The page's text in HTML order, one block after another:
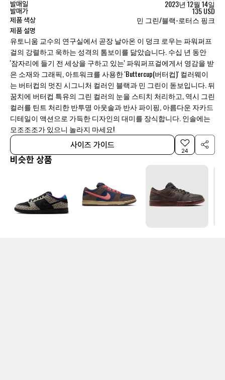
발매일 2023년 12월 14일
발매가 135 USD
제품 색상 민 그린/블랙-로터스 핑크
제품 설명
유토니움 교수의 연구실에서 곧장 날아온 이 덩크 로우는 파워퍼프
걸의 강렬하고 욱하는 성격의 톰보이를 닮았습니다. 수십 년 동안
'잠자리에 들기 전 세상을 구하고 있는' 파워퍼프걸에게서 영감을 받
은 소재와 그래픽, 아트워크를 사용한 'Buttercup(버터컵)' 컬러웨이
는 버터컵의 멋진 시그니처 컬러인 블랙과 민 그린이 돋보입니다. 뒤
꿈치에 버터컵 특유의 그린 컬러의 눈을 스티치 처리하고, 역시 그린
컬러를 틴트 처리한 반투명 아웃솔과 반사 파이핑, 아름다운 자카드
디테일이 액션으로 가득한 디자인의 대미를 장식합니다. 인솔에는
모조조조가 있으니 놀라지 마세요!
사이즈 가이드
24
비슷한 상품